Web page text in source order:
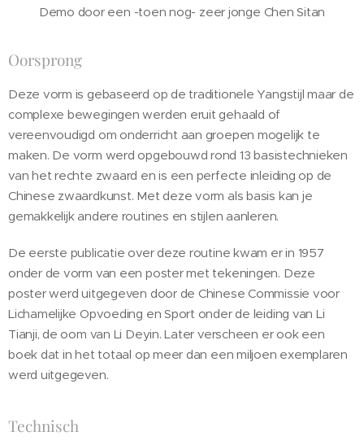
Demo door een -toen nog- zeer jonge Chen Sitan
Oorsprong
Deze vorm is gebaseerd op de traditionele Yangstijl maar de
complexe bewegingen werden eruit gehaald of
vereenvoudigd om onderricht aan groepen mogelijk te
maken. De vorm werd opgebouwd rond 13 basistechnieken
van het rechte zwaard en is een perfecte inleiding op de
Chinese zwaardkunst. Met deze vorm als basis kan je
gemakkelijk andere routines en stijlen aanleren.
De eerste publicatie over deze routine kwam er in 1957
onder de vorm van een poster met tekeningen. Deze
poster werd uitgegeven door de Chinese Commissie voor
Lichamelijke Opvoeding en Sport onder de leiding van Li
Tianji, de oom van Li Deyin. Later verscheen er ook een
boek dat in het totaal op meer dan een miljoen exemplaren
werd uitgegeven.
Technisch